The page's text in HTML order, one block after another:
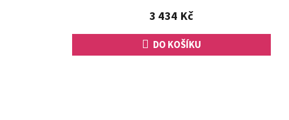
3 434 Kč
DO KOŠÍKU